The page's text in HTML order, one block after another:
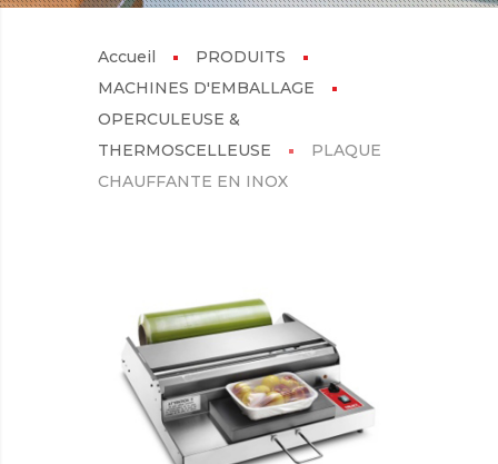
Accueil
PRODUITS
MACHINES D'EMBALLAGE
OPERCULEUSE &
THERMOSCELLEUSE
PLAQUE
CHAUFFANTE EN INOX